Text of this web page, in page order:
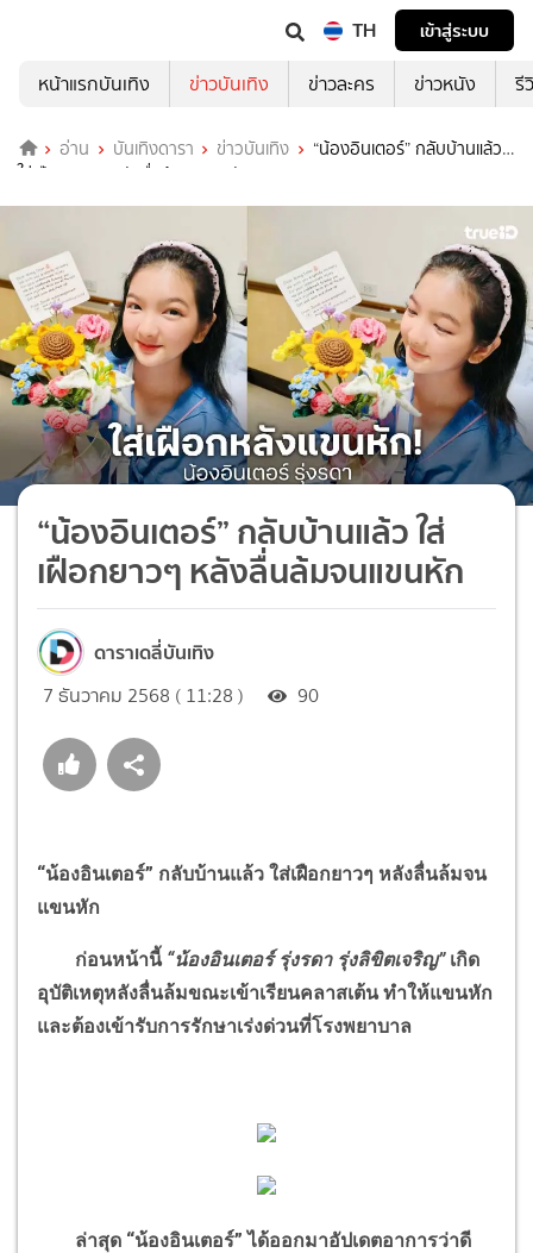
TH
เข้าสู่ระบบ
หน้าแรกบันเทิง
ข่าวบันเทิง ข่าวละคร ข่าวหนัง รี
อ่าน บันเทิงดารา ข่าวบันเทิง
“น้องอินเตอร์” กลับบ้านแล้ว
ใส่เฝือกยาวๆ หลังลื่นล้มจนแขนหัก
“น้องอินเตอร์” กลับบ้านแล้ว ใส่
เฝือกยาวๆ หลังลื่นล้มจนแขนหัก
ดาราเดลี่บันเทิง
7 ธันวาคม 2568 ( 11:28 ) 90
“น้องอินเตอร์” กลับบ้านแล้ว ใส่เฝือกยาวๆ หลังลื่นล้มจน
แขนหัก
ก่อนหน้านี้ “น้องอินเตอร์ รุ่งรดา รุ่งลิขิตเจริญ” เกิด
อุบัติเหตุหลังลื่นล้มขณะเข้าเรียนคลาสเต้น ทำให้แขนหัก
และต้องเข้ารับการรักษาเร่งด่วนที่โรงพยาบาล
ล่าสุด “น้องอินเตอร์” ได้ออกมาอัปเดตอาการว่าดี